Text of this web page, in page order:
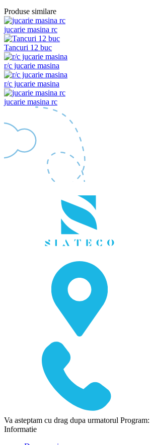
Produse similare
jucarie masina rc
Tancuri 12 buc
r/c jucarie masina
r/c jucarie masina
jucarie masina rc
Va asteptam cu drag dupa urmatorul Program:
Informatie